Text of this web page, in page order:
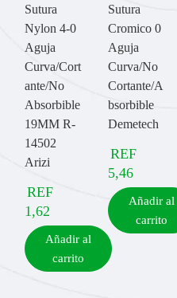
Sutura
Nylon 4-0
Aguja
Curva/Cort
ante/No
Absorbible
19MM R-
14502
Arizi
REF
1,62
Añadir al
carrito
Sutura
Cromico 0
Aguja
Curva/No
Cortante/A
bsorbible
Demetech
REF
5,46
Añadir al
carrito